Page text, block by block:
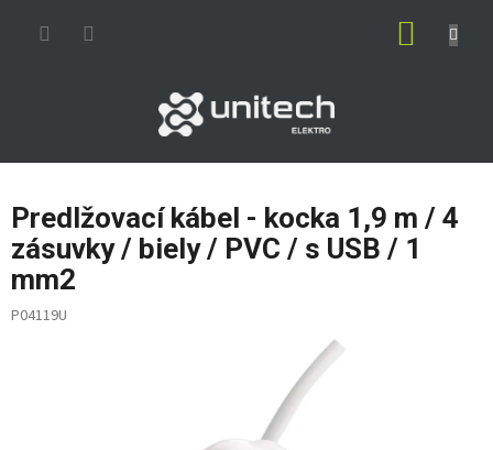
Predlžovací kábel - kocka 1,9 m / 4
zásuvky / biely / PVC / s USB / 1
mm2
P04119U